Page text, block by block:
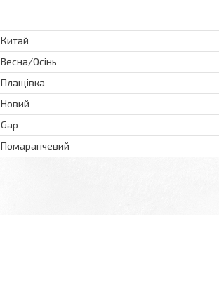
Китай
Весна/Осінь
Плащівка
Новий
Gap
Помаранчевий